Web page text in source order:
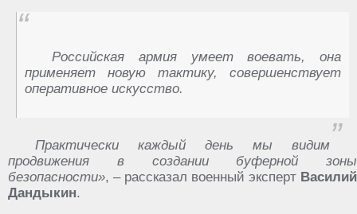
Российская армия умеет воевать, она
применяет новую тактику, совершенствует
оперативное искусство.
Практически каждый день мы видим
продвижения в создании буферной зоны
безопасности», – рассказал военный эксперт Василий
Дандыкин.